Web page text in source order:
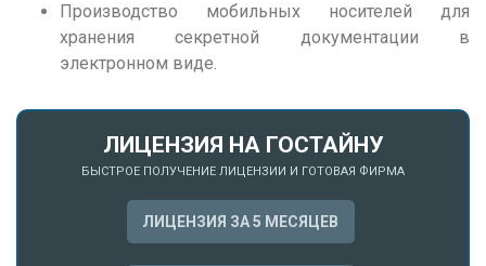
Производство мобильных носителей для
хранения секретной документации в
электронном виде.
ЛИЦЕНЗИЯ НА ГОСТАЙНУ
БЫСТРОЕ ПОЛУЧЕНИЕ ЛИЦЕНЗИИ И ГОТОВАЯ ФИРМА
ЛИЦЕНЗИЯ ЗА 5 МЕСЯЦЕВ
Н
Набережные Челны
Нижний Новгород
Нижний Тагил
Новокузнецк
Новосибирск